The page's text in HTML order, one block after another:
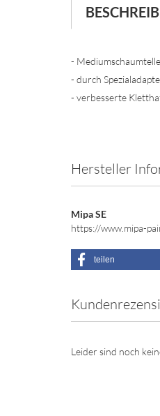
-
- durch
- verbesserte
Hersteller
Mipa SE
https://www.mipa-
teilen
Leider sind noch